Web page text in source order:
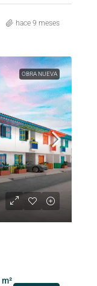
hace 9 meses
OBRA NUEVA
m²